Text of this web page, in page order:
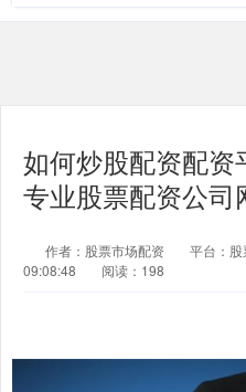
如何炒股配资配资
专业股票配资公司
作者：股票市场配资 平台：
09:08:48
阅读：198